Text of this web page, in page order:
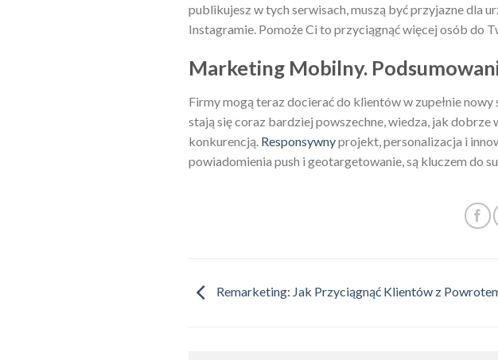
publikujesz w tych serwisach, muszą być przyjazne dla
Instagramie. Pomoże Ci to przyciągnąć więcej osób do
Marketing Mobilny.
Firmy mogą teraz docierać do klientów w zupełnie
stają się coraz bardziej powszechne, wiedza, jak dobrze
konkurencją. Responsywnyprojekt, personalizacja i
powiadomienia push i geotargetowanie, są kluczem do
Remarketing: Jak Przyciągnąć Klientów z